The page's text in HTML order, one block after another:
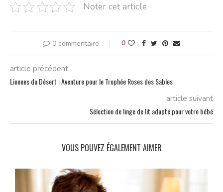
Noter cet article
0 commentaire 0
article précédent
Lionnes du Désert : Aventure pour le Trophée Roses des Sables
article suivant
Sélection de linge de lit adapté pour votre bébé
VOUS POUVEZ ÉGALEMENT AIMER